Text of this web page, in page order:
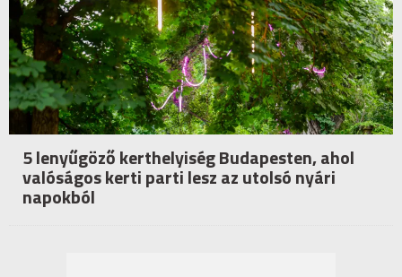
5 lenyűgöző kerthelyiség Budapesten, ahol
valóságos kerti parti lesz az utolsó nyári
napokból